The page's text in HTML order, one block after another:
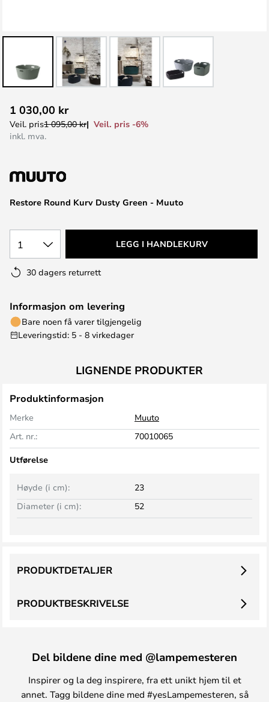
til
begynnelsen
Restore Round Kurv Dusty Green - Muuto
1 030,00 kr
Veil. pris1 095,00 kr
Veil. pris -6%
inkl. mva.
1 LEGG I HANDLEKURV
30 dagers returrett
Informasjon om levering
Bare noen få varer tilgjengelig
Leveringstid: 5 - 8 virkedager
LIGNENDE PRODUKTER
Produktinformasjon
Merke
Muuto
Art. nr.:
70010065
Utførelse
Høyde (i cm):
23
Diameter (i cm):
52
PRODUKTBESKRIVELSE
PRODUKTDETALJER
Del bildene dine med @lampemesteren
Inspirer og la deg inspirere, fra ett unikt hjem til et
annet. Tagg bildene dine med #yesLampemesteren, så